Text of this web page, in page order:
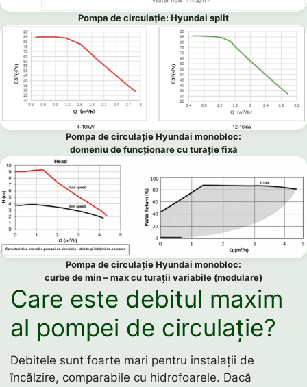
Pompa de circulație: Hyundai split
Pompa de circulație Hyundai monobloc:
domeniu de funcționare cu turație fixă
Pompa de circulație Hyundai monobloc:
curbe de min – max cu turații variabile (modulare)
Care este debitul maxim
al pompei de circulație?
Debitele sunt foarte mari pentru instalații de
încălzire, comparabile cu hidrofoarele. Dacă